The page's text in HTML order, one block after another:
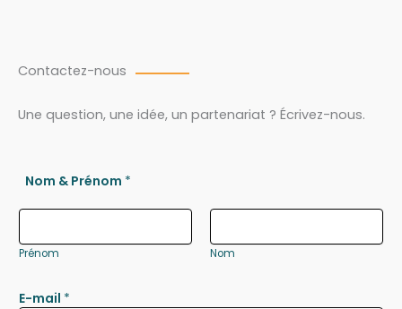
Contactez-nous
Une question, une idée, un partenariat ? Écrivez-nous.
Nom & Prénom *
Prénom Nom
E-mail *